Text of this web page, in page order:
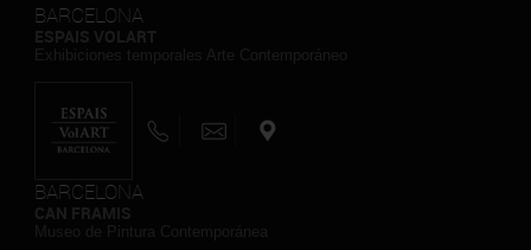
BARCELONA
BARCELONA